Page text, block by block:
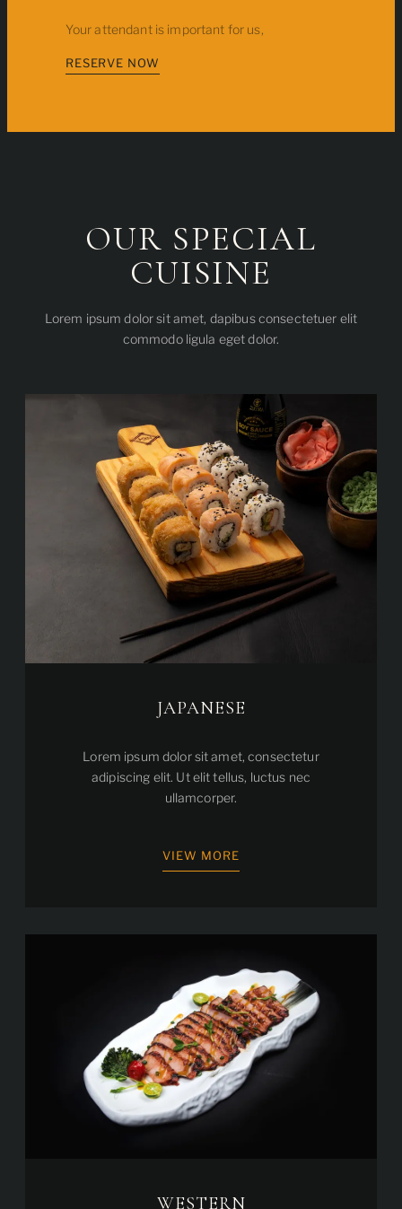
Your attendant is important for us,
RESERVE NOW
OUR SPECIAL
CUISINE
Lorem ipsum dolor sit amet, dapibus consectetuer elit
commodo ligula eget dolor.
JAPANESE
Lorem ipsum dolor sit amet, consectetur
adipiscing elit. Ut elit tellus, luctus nec
ullamcorper.
VIEW MORE
WESTERN